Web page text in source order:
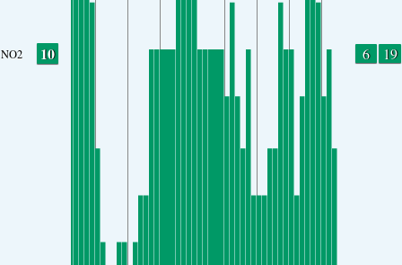
NO2 10 6 19